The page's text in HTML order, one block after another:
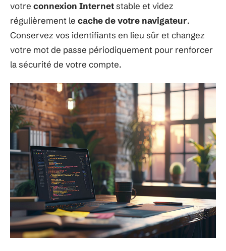
votre connexion Internetstable et videz
régulièrement le cache de votre navigateur.
Conservez vos identifiants en lieu sûr et changez
votre mot de passe périodiquement pour renforcer
la sécurité de votre compte.